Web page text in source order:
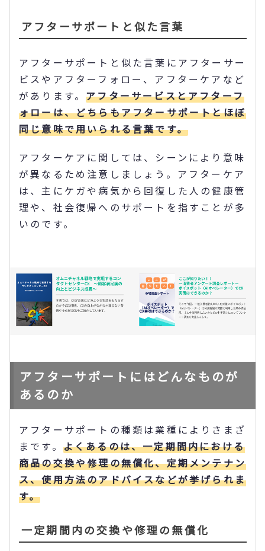
アフターサポートと似た言葉
アフターサポートと似た言葉にアフターサー
ビスやアフターフォロー、アフターケアなど
があります。アフターサービスとアフターフ
ォローは、どちらもアフターサポートとほぼ
同じ意味で用いられる言葉です。
アフターケアに関しては、シーンにより意味
が異なるため注意しましょう。アフターケア
は、主にケガや病気から回復した人の健康管
理や、社会復帰へのサポートを指すことが多
いのです。
アフターサポートにはどんなものが
あるのか
アフターサポートの種類は業種によりさまざ
まです。 よくあるのは、一定期間内における
商品の交換や修理の無償化、定期メンテナン
ス、使用方法のアドバイスなどが挙げられま
す。
一定期間内の交換や修理の無償化